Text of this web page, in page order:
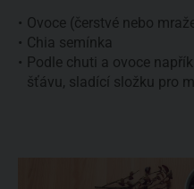
Ovoce (čerstvé nebo
Chia semínka
Podle chuti a ovoce
šťávu, sladící složku pro